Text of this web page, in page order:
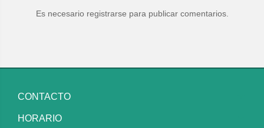
Es necesario registrarse para publicar comentarios.
CONTACTO
HORARIO